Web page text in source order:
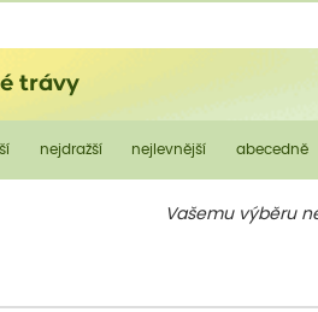
trávy
nejdražší nejlevnější abecedně
Vašemu výběru